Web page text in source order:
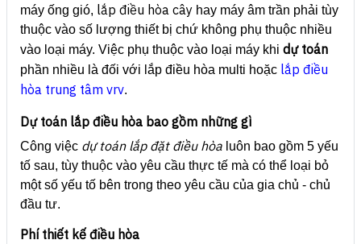
máy ống gió, lắp điều hòa cây hay máy âm trần phải tùy
thuộc vào số lượng thiết bị chứ không phụ thuộc nhiều
vào loại máy. Việc phụ thuộc vào loại máy khi dự toán
phần nhiều là đối với lắp điều hòa multi hoặc lắp điều
hòa trung tâm vrv.
Dự toán lắp điều hòa bao gồm những gì
Công việc dự toán lắp đặt điều hòa luôn bao gồm 5 yếu
tố sau, tùy thuộc vào yêu cầu thực tế mà có thể loại bỏ
một số yếu tố bên trong theo yêu cầu của gia chủ - chủ
đầu tư.
Phí thiết kế điều hòa